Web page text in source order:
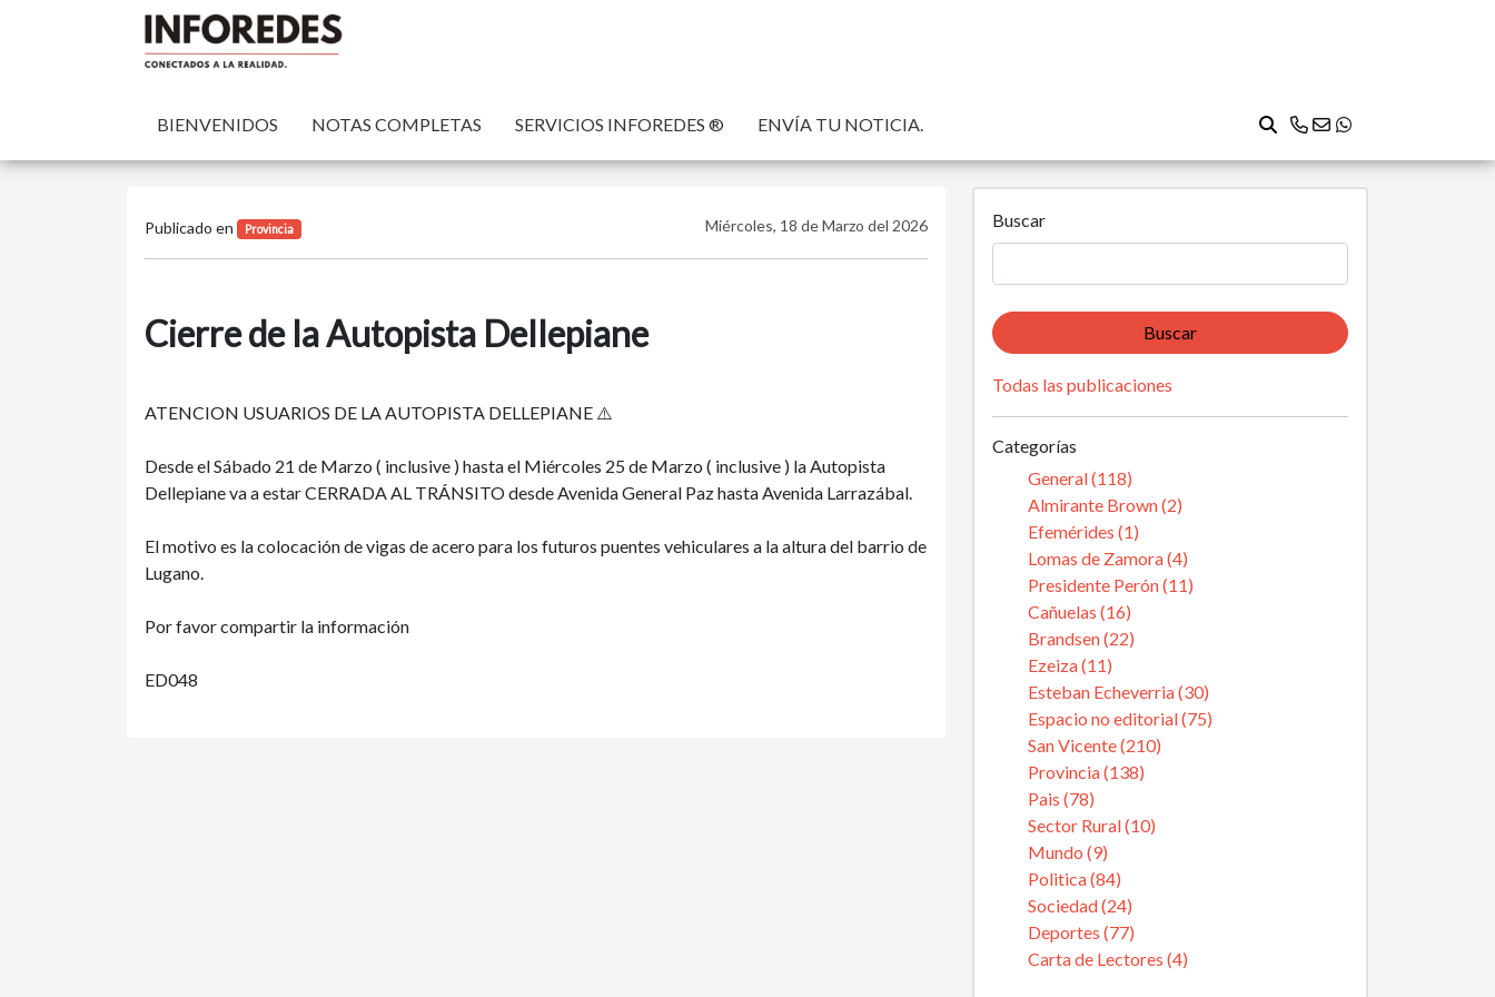
BIENVENIDOS NOTAS COMPLETAS SERVICIOS INFOREDES ® ENVÍA TU NOTICIA.
Publicado en Provincia Miércoles, 18 de Marzo del 2026
Cierre de la Autopista Dellepiane
ATENCION USUARIOS DE LA AUTOPISTA DELLEPIANE ⚠️
Desde el Sábado 21 de Marzo ( inclusive ) hasta el Miércoles 25 de Marzo ( inclusive ) la Autopista
Dellepiane va a estar CERRADA AL TRÁNSITO desde Avenida General Paz hasta Avenida Larrazábal.
El motivo es la colocación de vigas de acero para los futuros puentes vehiculares a la altura del barrio de
Lugano.
Por favor compartir la información
ED048
Buscar
Buscar
Todas las publicaciones
Categorías
General (118)
Almirante Brown (2)
Efemérides (1)
Lomas de Zamora (4)
Presidente Perón (11)
Cañuelas (16)
Brandsen (22)
Ezeiza (11)
Esteban Echeverria (30)
Espacio no editorial (75)
San Vicente (210)
Provincia (138)
Pais (78)
Sector Rural (10)
Mundo (9)
Politica (84)
Sociedad (24)
Deportes (77)
Carta de Lectores (4)